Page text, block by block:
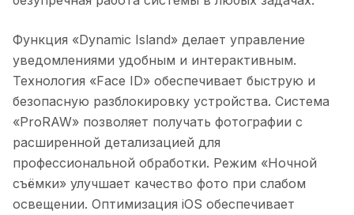
Функция «Dynamic Island» делает управление
уведомлениями удобным и интерактивным.
Технология «Face ID» обеспечивает быструю и
безопасную разблокировку устройства. Система
«ProRAW» позволяет получать фотографии с
расширенной детализацией для
профессиональной обработки. Режим «Ночной
съёмки» улучшает качество фото при слабом
освещении. Оптимизация iOS обеспечивает